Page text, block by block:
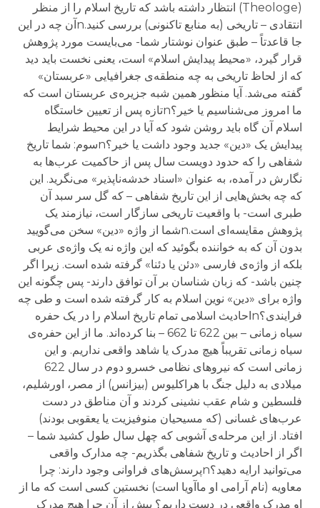
(Theologe) انتظار داشته باشد که تاریخ اسلام را از منظر
انتقادی – تاریخی (به منابع تاکنونی) بررسی کنید.nآن چه در این
جا قاعدتاً – طبق عنوان نوشتار شما- می‌بایست مورد پژوهش
قرار گیرد، «محیط پیدایش اسلام» است، یعنی نخست باید دید
که از لحاظ تاریخی به چه منطقه‌ی جغرافیایی «عربستان»
گفته می‌شد. آیا منظور همین شبه جزیره‌ی عربستان است که
ما امروز می‌شناسیم یا خیر؟nتازه پس از تعیین خاستگاه
اسلام آن گاه باید روشن شود که آیا در این محیط شرایط
پیدایش یک «دین» جدید وجود داشت یا خیر؟nسوم: شما تاریخ
شفاهی را که حدود دویست سال پس از حاکمیت عرب‌ها به
نگارش در آمده، به عنوان «اسناد خدشه‌ناپذیر» می‌نگرید. این
که چه بخش‌هایی از این تاریخ شفاهی – که گل سر سبد آن
طبری است- با واقعیت تاریخی سازگار است، نیازمند یک
پژوهش مقایسه‌ای است.nشما از واژه «دین» سخن می‌گویید
بدون آن که به خواننده بگوئید که این واژه نه یک واژه‌ی عربی
بلکه از واژه‌ی فارسی «دئن یا دئنا» گرفته شده است. زیرا اگر
چنین باشد- که زبان شناسان بر آن توافق دارند- پس چگونه این
واژه برای «دین» نوین اسلام به کار گرفته شده است و طی چه
فرایندی؟nاحادیث اسلامی تمام تاریخ اسلام را در یک حفره
سیاه زمانی – بین 622 تا 662 – بنا کرده‌اند. ما از این حفره‌ی
سیاه‌‌ زمانی تقریباً هیچ مدرک یا شاهد واقعی نداریم. و این
زمانی است که نیروهای نظامی خسرو دوم در سال 622
میلادی به دلیل جنگ با هراکلیوس (بیزانس) از مصر، اورشلیم،
فلسطین و شام عقب نشینی کردند و آن مناطق در دست
عرب‌های غسانی (که مسیحیان منوفیزیت یا یعقوبی بودند)
افتاد. از این مرحله‌ی آشوبی که چهل سال طول کشید شما –
اگر از احادیث و تاریخ شفاهی بگذریم- چه مدارک واقعی
می‌توانید ارایه دهید؟nپرسش‌های فراوانی وجود دارند: چرا
معاویه (نام آرامی او ماآویا است) نخستین کسی است که ما از
او مدرک واقعی در دست داریم؟ پیش از آن چرا هیچ مدرک